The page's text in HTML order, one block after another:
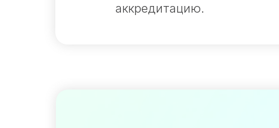
аккредитацию.